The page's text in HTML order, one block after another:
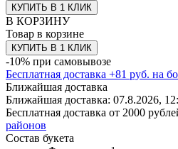
КУПИТЬ В 1 КЛИК
В КОРЗИНУ
Товар в корзине
КУПИТЬ В 1 КЛИК
-10% при самовывозе
Бесплатная доставка +81 руб. на
Ближайшая доставка
Ближайшая доставка: 07.8.2026,
Бесплатная доставка от 2000
районов
Состав букета